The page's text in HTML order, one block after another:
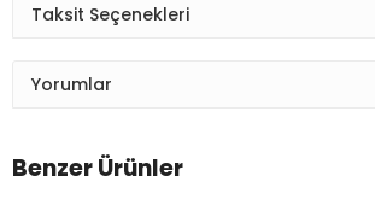
Taksit Seçenekleri
Yorumlar
Benzer Ürünler